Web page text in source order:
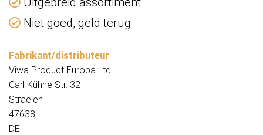
Niet goed, geld terug
Fabrikant/distributeur
Viwa Product Europa Ltd
Carl Kühne Str. 32
Straelen
47638
DE